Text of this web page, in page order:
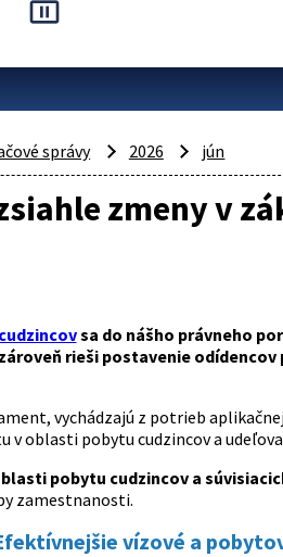
pause_presentation
správy 2026 jún
zmeny v
sa do nášho právneho
rieši postavenie
vychádzajú z potrieb
oblasti pobytu cudzincov a
pobytu cudzincov a
zamestnanosti.
vízové a